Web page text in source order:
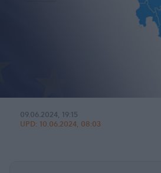
09.06.2024, 19:15
UPD: 10.06.2024, 08:03